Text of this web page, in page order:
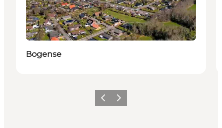
Bogense
ForrigeNæste